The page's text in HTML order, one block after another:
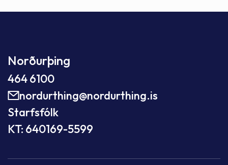
Norðurþing
464 6100
nordurthing@nordurthing.is
Starfsfólk
KT: 640169-5599